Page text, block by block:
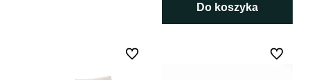
Do koszyka
Do ulubionych Do